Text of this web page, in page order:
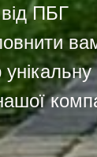
ПБГ